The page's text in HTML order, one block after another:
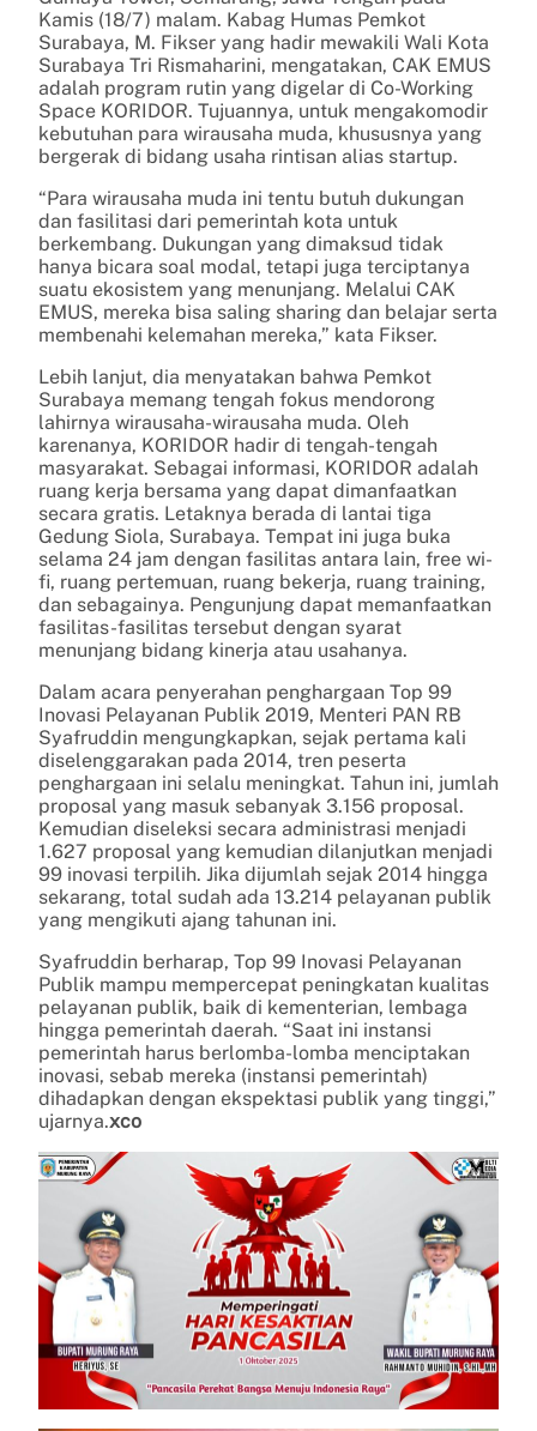
Kamis (18/7) malam. Kabag Humas Pemkot
Surabaya, M. Fikser yang hadir mewakili Wali Kota
Surabaya Tri Rismaharini, mengatakan, CAK EMUS
adalah program rutin yang digelar di Co-Working
Space KORIDOR. Tujuannya, untuk mengakomodir
kebutuhan para wirausaha muda, khususnya yang
bergerak di bidang usaha rintisan alias startup.
“Para wirausaha muda ini tentu butuh dukungan
dan fasilitasi dari pemerintah kota untuk
berkembang. Dukungan yang dimaksud tidak
hanya bicara soal modal, tetapi juga terciptanya
suatu ekosistem yang menunjang. Melalui CAK
EMUS, mereka bisa saling sharing dan belajar serta
membenahi kelemahan mereka,” kata Fikser.
Lebih lanjut, dia menyatakan bahwa Pemkot
Surabaya memang tengah fokus mendorong
lahirnya wirausaha-wirausaha muda. Oleh
karenanya, KORIDOR hadir di tengah-tengah
masyarakat. Sebagai informasi, KORIDOR adalah
ruang kerja bersama yang dapat dimanfaatkan
secara gratis. Letaknya berada di lantai tiga
Gedung Siola, Surabaya. Tempat ini juga buka
selama 24 jam dengan fasilitas antara lain, free wi-
fi, ruang pertemuan, ruang bekerja, ruang training,
dan sebagainya. Pengunjung dapat memanfaatkan
fasilitas-fasilitas tersebut dengan syarat
menunjang bidang kinerja atau usahanya.
Dalam acara penyerahan penghargaan Top 99
Inovasi Pelayanan Publik 2019, Menteri PAN RB
Syafruddin mengungkapkan, sejak pertama kali
diselenggarakan pada 2014, tren peserta
penghargaan ini selalu meningkat. Tahun ini, jumlah
proposal yang masuk sebanyak 3.156 proposal.
Kemudian diseleksi secara administrasi menjadi
1.627 proposal yang kemudian dilanjutkan menjadi
99 inovasi terpilih. Jika dijumlah sejak 2014 hingga
sekarang, total sudah ada 13.214 pelayanan publik
yang mengikuti ajang tahunan ini.
Syafruddin berharap, Top 99 Inovasi Pelayanan
Publik mampu mempercepat peningkatan kualitas
pelayanan publik, baik di kementerian, lembaga
hingga pemerintah daerah. “Saat ini instansi
pemerintah harus berlomba-lomba menciptakan
inovasi, sebab mereka (instansi pemerintah)
dihadapkan dengan ekspektasi publik yang tinggi,”
ujarnya.xco